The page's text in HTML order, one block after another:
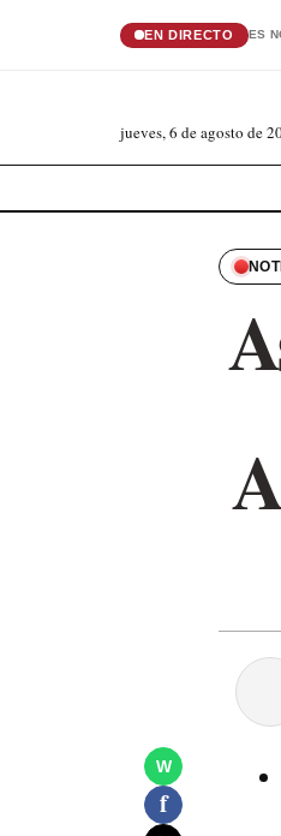
EN DIRECTO ES
jueves, 6 de agosto de
W
f